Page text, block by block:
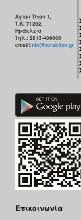
Αγίου Τίτου 1,
Τ.Κ. 71202,
Ηράκλειο
Τηλ.: 2813-409000
email:info@heraklion.gr
Επικοινωνία